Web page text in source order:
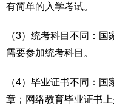
有简单的入学考试。
（3）统考科目不同：
需要参加统考科目。
（4）毕业证书不同：
章；网络教育毕业证书